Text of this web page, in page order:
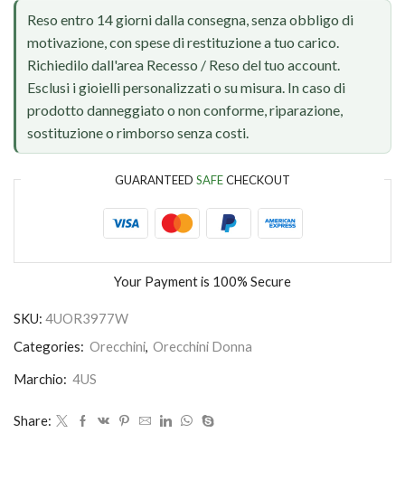
Reso entro 14 giorni dalla consegna, senza obbligo di
motivazione, con spese di restituzione a tuo carico.
Richiedilo dall'area Recesso / Reso del tuo account.
Esclusi i gioielli personalizzati o su misura. In caso di
prodotto danneggiato o non conforme, riparazione,
sostituzione o rimborso senza costi.
GUARANTEED SAFECHECKOUT
Your Payment is 100% Secure
SKU: 4UOR3977W
Categories: Orecchini, Orecchini Donna
Marchio: 4US
Share: